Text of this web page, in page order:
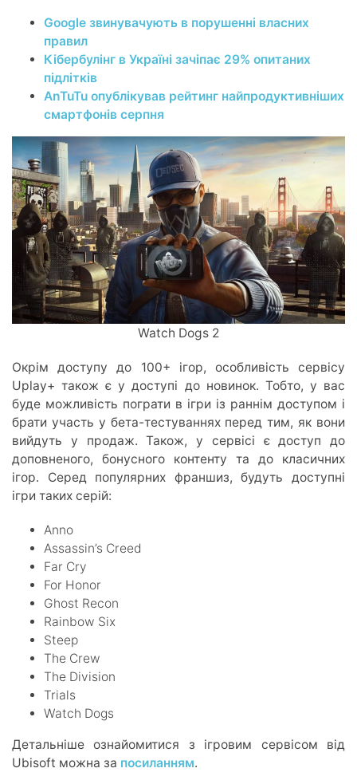
Google звинувачують в порушенні власних
правил
Кібербулінг в Україні зачіпає 29% опитаних
підлітків
AnTuTu опублікував рейтинг найпродуктивніших
смартфонів серпня
Watch Dogs 2
Окрім доступу до 100+ ігор, особливість сервісу
Uplay+ також є у доступі до новинок. Тобто, у вас
буде можливість пограти в ігри із раннім доступом і
брати участь у бета-тестуваннях перед тим, як вони
вийдуть у продаж. Також, у сервісі є доступ до
доповненого, бонусного контенту та до класичних
ігор. Серед популярних франшиз, будуть доступні
ігри таких серій:
Anno
Assassin’s Creed
Far Cry
For Honor
Ghost Recon
Rainbow Six
Steep
The Crew
The Division
Trials
Watch Dogs
Детальніше ознайомитися з ігровим сервісом від
Ubisoft можна за посиланням.